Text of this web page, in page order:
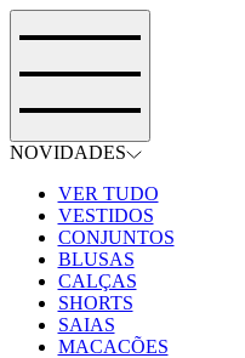
NOVIDADES
VER TUDO
VESTIDOS
CONJUNTOS
BLUSAS
CALÇAS
SHORTS
SAIAS
MACACÕES